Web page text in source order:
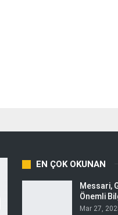
EN ÇOK OKUNAN
Messari,
Önemli
Mar 27,